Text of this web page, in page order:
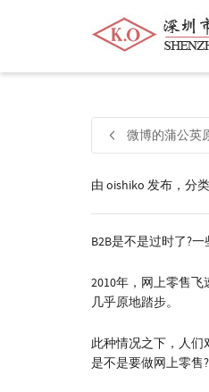
帮我查找新的
微博的蒲公英
由 oishiko 发布，分类
B2B是不是过时了?
2010年，网上零售
几乎原地踏步。
此种情况之下，人们
是不是要做网上零售